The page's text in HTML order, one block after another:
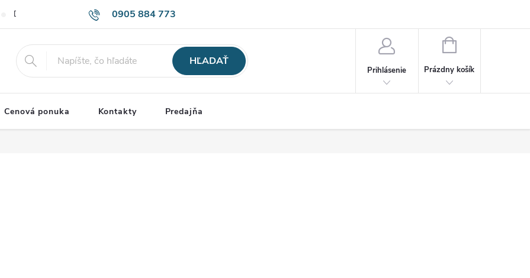
0905 884 773
Doprava a Platba Obchodné podmienky
HĽADAŤ
Prihlásenie
NÁKUPNÝ
Prázdny košík
Cenová ponuka Kontakty Predajňa